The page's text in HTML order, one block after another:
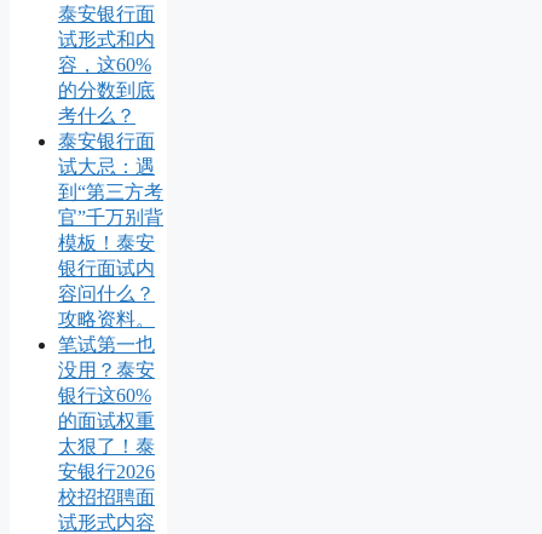
泰安银行面
试形式和内
容，这60%
的分数到底
考什么？
泰安银行面
试大忌：遇
到“第三方考
官”千万别背
模板！泰安
银行面试内
容问什么？
攻略资料。
笔试第一也
没用？泰安
银行这60%
的面试权重
太狠了！泰
安银行2026
校招招聘面
试形式内容